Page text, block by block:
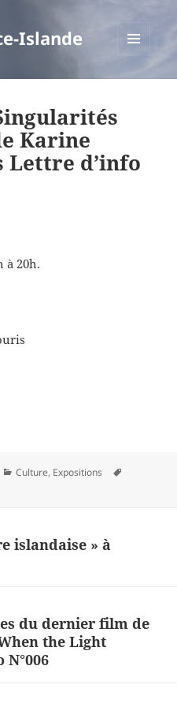
Islande
Karine
Lettre d’info
à 20h.
Catégories
Culture, Expositions
islandaise » à
du dernier film de
the Light
N°006